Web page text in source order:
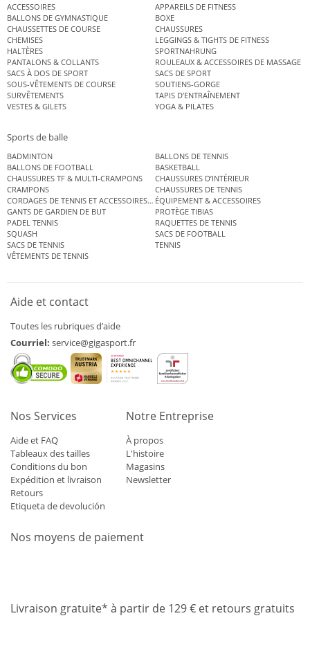
ACCESSOIRES
APPAREILS DE FITNESS
BALLONS DE GYMNASTIQUE
BOXE
CHAUSSETTES DE COURSE
CHAUSSURES
CHEMISES
LEGGINGS & TIGHTS DE FITNESS
HALTÈRES
SPORTNAHRUNG
PANTALONS & COLLANTS
ROULEAUX & ACCESSOIRES DE MASSAGE
SACS À DOS DE SPORT
SACS DE SPORT
SOUS-VÊTEMENTS DE COURSE
SOUTIENS-GORGE
SURVÊTEMENTS
TAPIS D’ENTRAÎNEMENT
VESTES & GILETS
YOGA & PILATES
Sports de balle
BADMINTON
BALLONS DE TENNIS
BALLONS DE FOOTBALL
BASKETBALL
CHAUSSURES TF & MULTI-CRAMPONS
CHAUSSURES D’INTÉRIEUR
CRAMPONS
CHAUSSURES DE TENNIS
CORDAGES DE TENNIS ET ACCESSOIRES DE TENNISÉQUIPEMENT & ACCESSOIRES
GANTS DE GARDIEN DE BUT
PROTÈGE TIBIAS
PADEL TENNIS
RAQUETTES DE TENNIS
SQUASH
SACS DE FOOTBALL
SACS DE TENNIS
TENNIS
VÊTEMENTS DE TENNIS
Aide et contact
Toutes les rubriques d’aide
Courriel: service@gigasport.fr
Nos Services
Aide et FAQ
Tableaux des tailles
Conditions du bon
Expédition et livraison
Retours
Etiqueta de devolución
Notre Entreprise
À propos
L'histoire
Magasins
Newsletter
Nos moyens de paiement
Livraison gratuite* à partir de 129 € et retours gratuits